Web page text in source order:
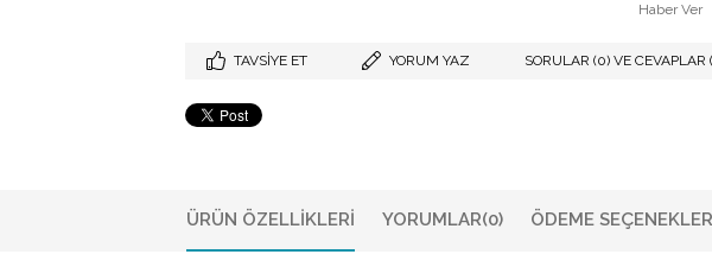
Haber Ver
TAVSIYE ET YORUM YAZ SORULAR (0) VE CEVAPLAR
ÜRÜN ÖZELLIKLERI YORUMLAR(0) ÖDEME